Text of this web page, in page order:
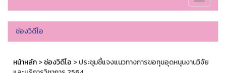
ช่องวิดีโอ
หน้าหลัก>ช่องวิดีโอ > ประชุมชี้แจงแนวทางการขอทุนอุดหนุนงานวิจัย